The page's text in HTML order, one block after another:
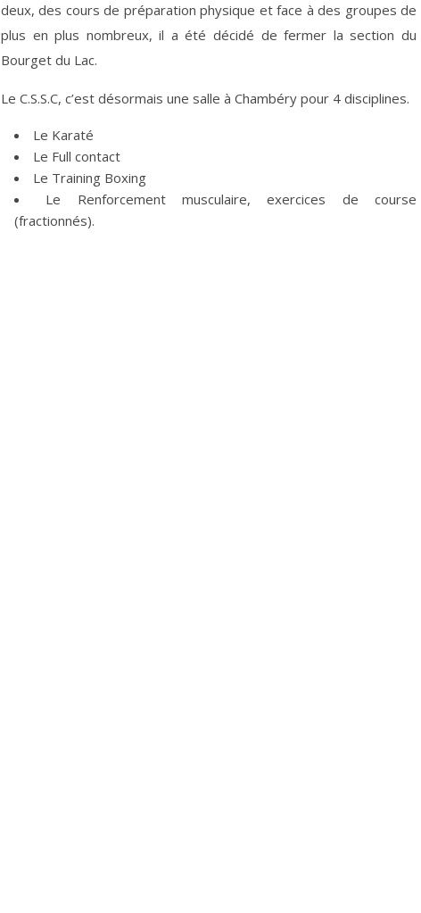
deux, des cours de préparation physique et face à des groupes de
plus en plus nombreux, il a été décidé de fermer la section du
Bourget du Lac.
Le C.S.S.C, c’est désormais une salle à Chambéry pour 4 disciplines.
Le Karaté
Le Full contact
Le Training Boxing
Le Renforcement musculaire, exercices de course
(fractionnés).